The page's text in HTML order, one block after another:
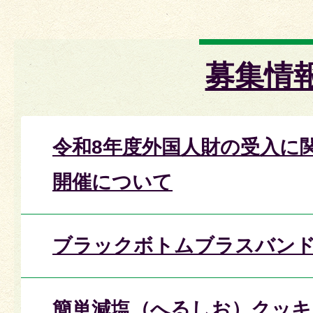
募集情
令和8年度外国人財の受入に
開催について
ブラックボトムブラスバン